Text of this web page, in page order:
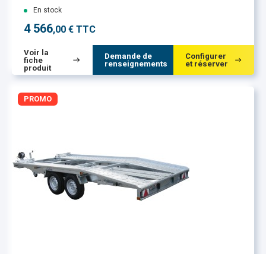
En stock
4 566,00 € TTC
Voir la
fiche
produit
Demande de
renseignements
Configurer
et réserver
PROMO